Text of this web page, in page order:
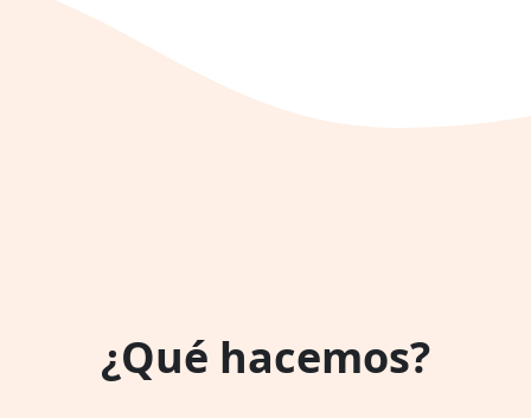
¿Qué hacemos?